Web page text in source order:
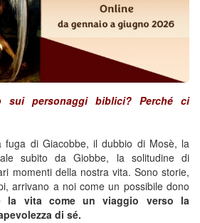
sui personaggi biblici? Perché ci
fuga di Giacobbe, il dubbio di Mosè, la
subito da Giobbe, la solitudine di
momenti della nostra vita. Sono storie,
arrivano a noi come un possibile dono
la vita come un viaggio verso la
di sé.